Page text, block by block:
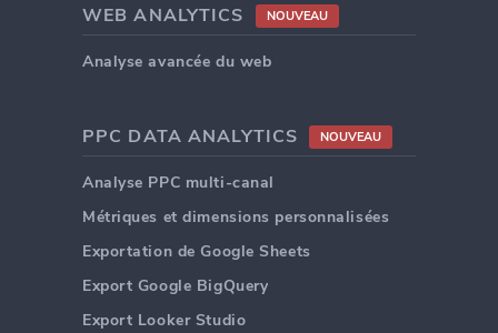
WEB ANALYTICS NOUVEAU
Analyse avancée du web
PPC DATA ANALYTICS NOUVEAU
Analyse PPC multi-canal
Métriques et dimensions personnalisées
Exportation de Google Sheets
Export Google BigQuery
Export Looker Studio